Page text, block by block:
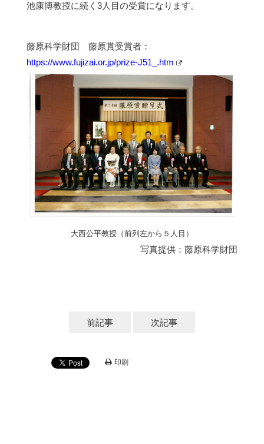
池康博教授に続く3人目の受賞になります。
藤原科学財団 藤原賞受賞者：
https://www.fujizai.or.jp/prize-J51_.htm
大西公平教授（前列左から５人目）
写真提供：藤原科学財団
前記事 次記事
印刷